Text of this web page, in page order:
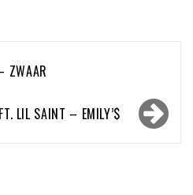
ZWAAR
LIL SAINT – EMILY’$